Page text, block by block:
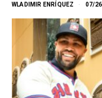
WLADIMIR ENRÍQUEZ 07/